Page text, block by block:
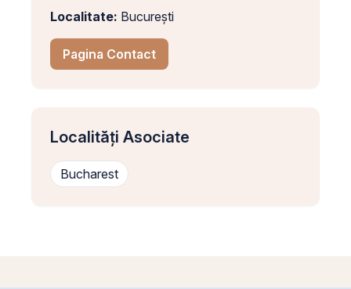
Localitate: București
Pagina Contact
Localități Asociate
Bucharest